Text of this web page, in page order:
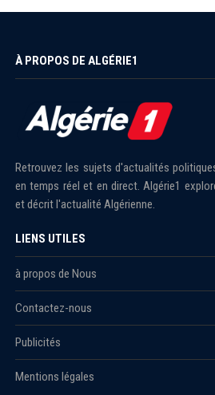
À PROPOS DE ALGÉRIE1
Retrouvez les sujets d'actualités
en temps réel et en direct. Algérie1
et décrit l'actualité Algérienne.
LIENS UTILES
à propos de Nous
Contactez-nous
Publicités
Mentions légales